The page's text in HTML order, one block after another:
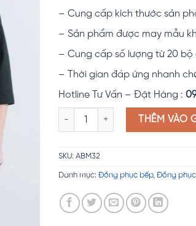
– Cung cấp kích thước sản
– Sản phẩm được may mẫu
– Cung cấp số lượng từ 20 bộ
– Thời gian đáp ứng nhanh
Hotline Tư Vấn – Đặt Hàng :
Đồng phục bếp Nhật Bản ABM32
THÊM VÀO
SKU: ABM32
Danh mục: Đồng phục bếp, Đồng